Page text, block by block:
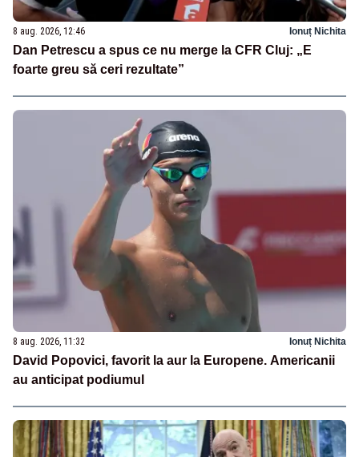
8 aug. 2026, 12:46 Ionuț Nichita
Dan Petrescu a spus ce nu merge la CFR Cluj: „E
foarte greu să ceri rezultate”
8 aug. 2026, 11:32 Ionuț Nichita
David Popovici, favorit la aur la Europene. Americanii
au anticipat podiumul